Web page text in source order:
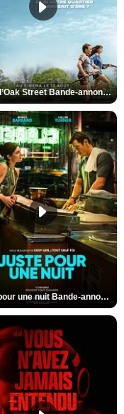
La fin d’Oak Street Bande-annonce VO STFR
Juste pour une nuit Bande-annonce VO STFR